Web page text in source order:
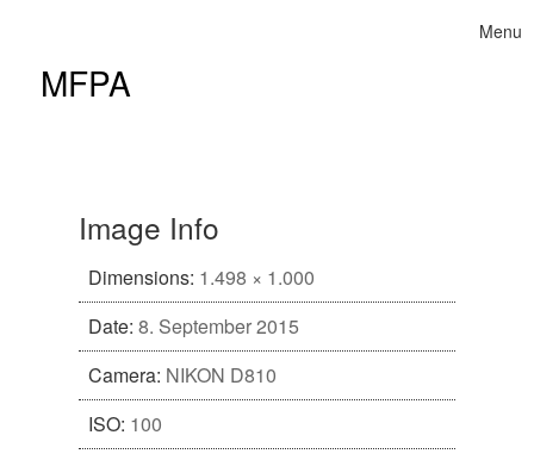
Menu
MFPA
Image Info
Dimensions: 1.498 × 1.000
Date: 8. September 2015
Camera: NIKON D810
ISO: 100